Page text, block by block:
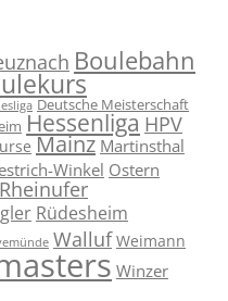
Boulebahn
Deutsche Meisterschaft
Hessenliga HPV
Mainz Martinsthal
Winkel Ostern
Rheinufer
Rüdesheim
Walluf Weimann
Winzer